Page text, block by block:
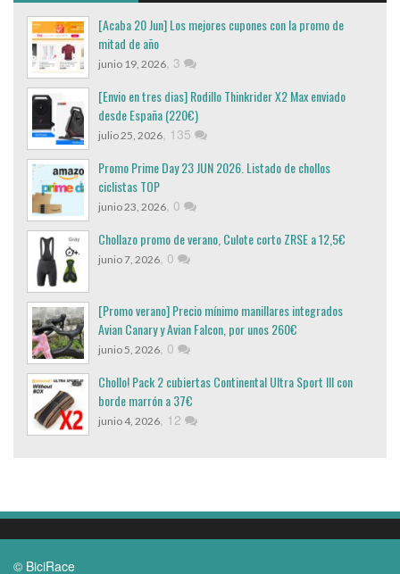
[Acaba 20 Jun] Los mejores cupones con la promo de
mitad de año
junio 19, 2026, 3
[Envio en tres dias] Rodillo Thinkrider X2 Max enviado
desde España (220€)
julio 25, 2026, 135
Promo Prime Day 23 JUN 2026. Listado de chollos
ciclistas TOP
junio 23, 2026, 0
Chollazo promo de verano, Culote corto ZRSE a 12,5€
junio 7, 2026, 0
[Promo verano] Precio mínimo manillares integrados
Avian Canary y Avian Falcon, por unos 260€
junio 5, 2026, 0
Chollo! Pack 2 cubiertas Continental Ultra Sport III con
borde marrón a 37€
junio 4, 2026, 12
© BiciRace